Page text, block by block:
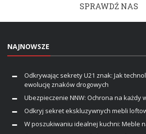
SPRAWDŹ NAS
NAJNOWSZE
Odkrywając sekrety U21 znak: Jak
ewolucję znaków drogowych
Ubezpieczenie NNW: Ochrona na każdy
Odkryj sekret ekskluzywnych mebli
W poszukiwaniu idealnej kuchni: Meble